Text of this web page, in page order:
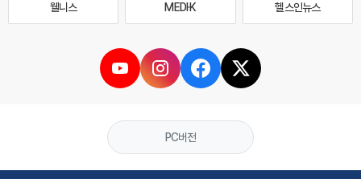
웰니스 MEDI·K 헬스인뉴스
PC버전